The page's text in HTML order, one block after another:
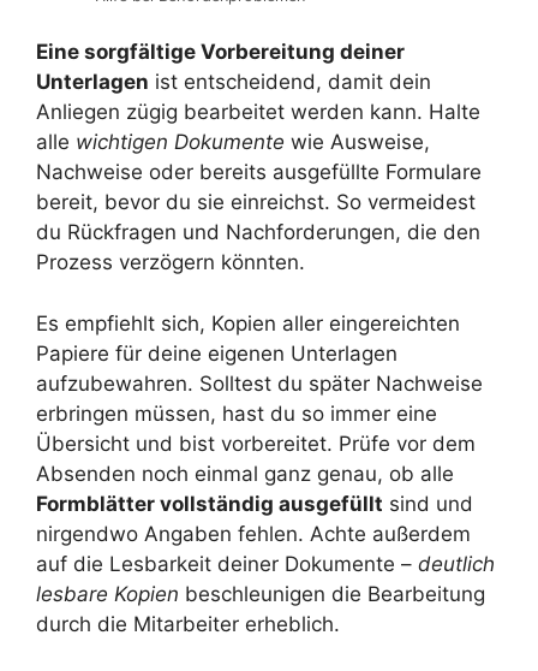
Eine sorgfältige Vorbereitung deiner
Unterlagen ist entscheidend, damit dein
Anliegen zügig bearbeitet werden kann. Halte
alle wichtigen Dokumente wie Ausweise,
Nachweise oder bereits ausgefüllte Formulare
bereit, bevor du sie einreichst. So vermeidest
du Rückfragen und Nachforderungen, die den
Prozess verzögern könnten.
Es empfiehlt sich, Kopien aller eingereichten
Papiere für deine eigenen Unterlagen
aufzubewahren. Solltest du später Nachweise
erbringen müssen, hast du so immer eine
Übersicht und bist vorbereitet. Prüfe vor dem
Absenden noch einmal ganz genau, ob alle
Formblätter vollständig ausgefüllt sind und
nirgendwo Angaben fehlen. Achte außerdem
auf die Lesbarkeit deiner Dokumente – deutlich
lesbare Kopien beschleunigen die Bearbeitung
durch die Mitarbeiter erheblich.